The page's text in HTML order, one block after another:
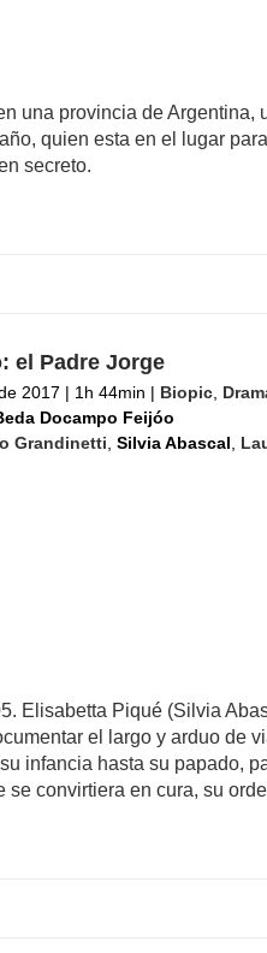
una provincia de Argentina,
quien esta en el lugar
secreto.
el Padre Jorge
2017 | 1h 44min | Biopic,
Docampo Feijóo
Grandinetti Silvia Abascal
Elisabetta Piqué (Silvia
el largo y arduo de
infancia hasta su papado,
convirtiera en cura, su